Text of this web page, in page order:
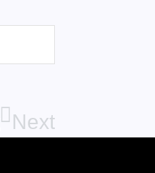
Next